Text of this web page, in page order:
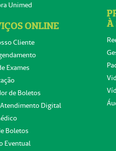
Unimed
ONLINE
Cliente
Exames
de Boletos
Digital
Boletos
Eventual
À